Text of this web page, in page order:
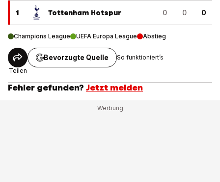
1 Tottenham Hotspur 0 0 0
Champions League UEFA Europa League Abstieg
Teilen
Bevorzugte Quelle So funktioniert’s
Fehler gefunden? Jetzt melden